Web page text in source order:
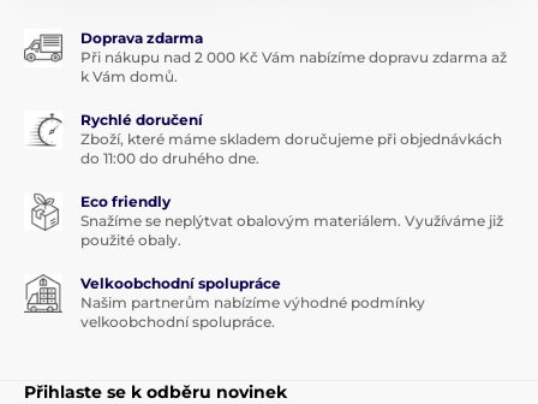
Doprava zdarma
Při nákupu nad 2 000 Kč Vám nabízíme dopravu zdarma až
k Vám domů.
Rychlé doručení
Zboží, které máme skladem doručujeme při objednávkách
do 11:00 do druhého dne.
Eco friendly
Snažíme se neplýtvat obalovým materiálem. Využíváme již
použité obaly.
Velkoobchodní spolupráce
Našim partnerům nabízíme výhodné podmínky
velkoobchodní spolupráce.
Přihlaste se k odběru novinek